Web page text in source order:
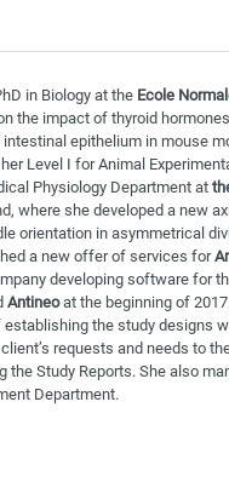
in Biology at the Ecole
the impact of thyroid
epithelium in mouse
Level I for Animal
Physiology Department at
where she developed a new
orientation in asymmetrical
a new offer of services for
developing software for
Antineoat the beginning of 2017.
establishing the study designs
requests and needs to
the Study Reports. She also
Department.